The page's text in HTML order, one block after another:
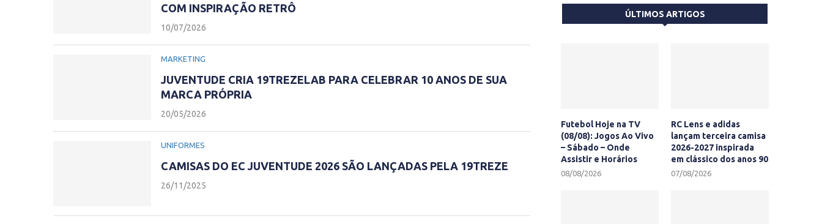
COM INSPIRAÇÃO RETRÔ
10/07/2026
MARKETING
JUVENTUDE CRIA 19TREZELAB PARA CELEBRAR 10 ANOS DE SUA
MARCA PRÓPRIA
20/05/2026
UNIFORMES
CAMISAS DO EC JUVENTUDE 2026 SÃO LANÇADAS PELA 19TREZE
26/11/2025
ÚLTIMOS ARTIGOS
Futebol Hoje na TV
(08/08): Jogos Ao Vivo
– Sábado – Onde
Assistir e Horários
08/08/2026
RC Lens e adidas
lançam terceira camisa
2026-2027 inspirada
em clássico dos anos 90
07/08/2026